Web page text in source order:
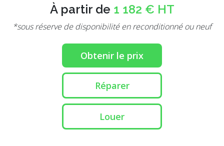
À partir de 1 182 € HT
*sous réserve de disponibilité en reconditionné ou neuf
Obtenir le prix
Réparer
Louer